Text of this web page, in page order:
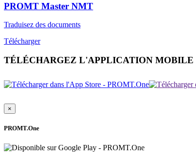
PROMT Master NMT
Traduisez des documents
Télécharger
TÉLÉCHARGEZ L'APPLICATION MOBILE
×
PROMT.One